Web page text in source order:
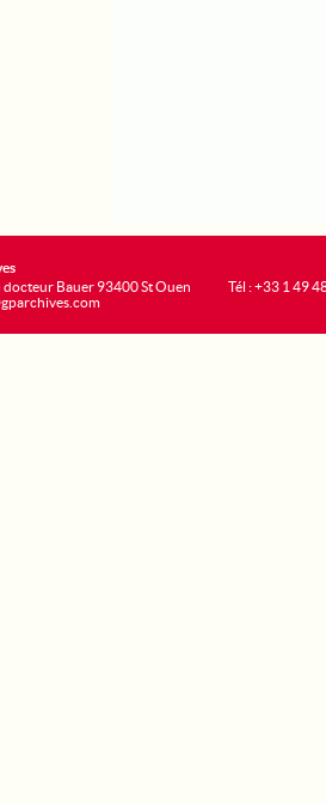
docteur Bauer 93400 St Ouen
Tél : +33 1 49